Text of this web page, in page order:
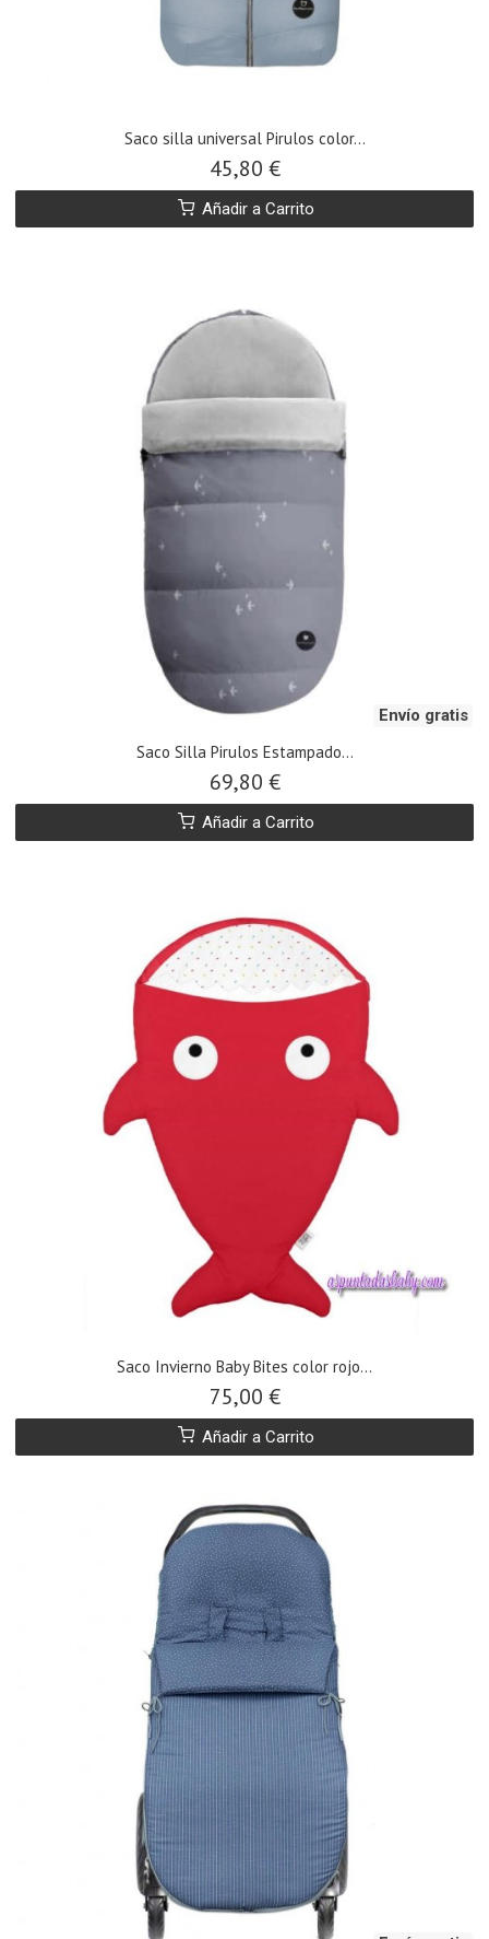
Saco silla universal Pirulos color...
45,80 €
Añadir a Carrito
Envío gratis
​Saco Silla Pirulos Estampado...
69,80 €
Añadir a Carrito
Saco Invierno Baby Bites color rojo...
75,00 €
Añadir a Carrito